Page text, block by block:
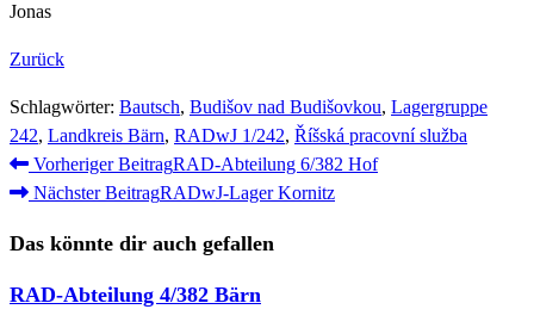
Jonas
Zurück
Schlagwörter: Bautsch, Budišov nad Budišovkou, Lagergruppe
242, Landkreis Bärn, RADwJ 1/242, Říšská pracovní služba
Weitere
Artikel
ansehen
Vorheriger BeitragRAD-Abteilung 6/382 Hof
Nächster BeitragRADwJ-Lager Kornitz
Das könnte dir auch gefallen
RAD-Abteilung 4/382 Bärn